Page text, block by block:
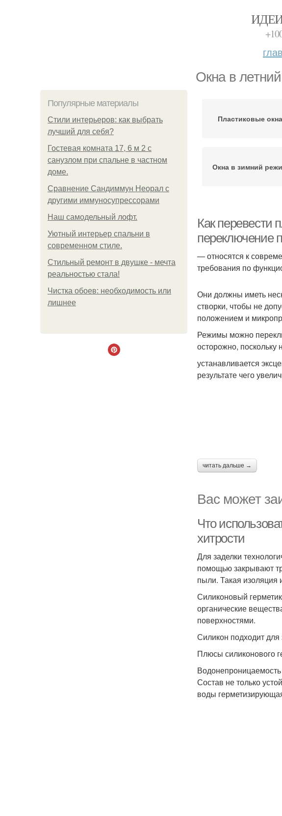
Окна в
Популярные материалы
Стили интерьеров: как выбрать
лучший для себя?
Гостевая комната 17, 6 м 2 с
санузлом при спальне в частном
доме.
Сравнение Сандиммун Неорал с
другими иммуносупрессорами
Наш самодельный лофт.
Уютный интерьер спальни в
современном стиле.
Стильный ремонт в двушке - мечта
реальностью стала!
Чистка обоев: необходимость или
лишнее
Пластиковые окна
Окна в зимний
Как перевести
переключение
— относятся к
требования по
Они должны иметь
створки, чтобы не
положением и
Режимы можно
осторожно, поскольку
устанавливается
результате чего
читать дальше →
Вас может
Что
хитрости
Для заделки
помощью закрывают
пыли. Такая изоляция
Силиконовый
органические
поверхностями.
Силикон подходит
Плюсы силиконового
Водонепроницаемость
Состав не только
воды